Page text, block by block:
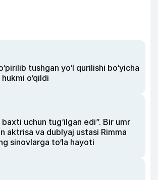
tushgan yo‘l qurilishi bo‘yicha
o‘qildi
uchun tug‘ilgan edi”. Bir umr
aktrisa va dublyaj ustasi Rimma
sinovlarga to‘la hayoti